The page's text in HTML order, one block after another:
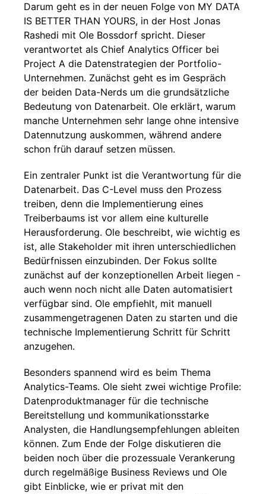
Darum geht es in der neuen Folge von MY DATA
IS BETTER THAN YOURS, in der Host Jonas
Rashedi mit Ole Bossdorf spricht. Dieser
verantwortet als Chief Analytics Officer bei
Project A die Datenstrategien der Portfolio-
Unternehmen. Zunächst geht es im Gespräch
der beiden Data-Nerds um die grundsätzliche
Bedeutung von Datenarbeit. Ole erklärt, warum
manche Unternehmen sehr lange ohne intensive
Datennutzung auskommen, während andere
schon früh darauf setzen müssen.
Ein zentraler Punkt ist die Verantwortung für die
Datenarbeit. Das C-Level muss den Prozess
treiben, denn die Implementierung eines
Treiberbaums ist vor allem eine kulturelle
Herausforderung. Ole beschreibt, wie wichtig es
ist, alle Stakeholder mit ihren unterschiedlichen
Bedürfnissen einzubinden. Der Fokus sollte
zunächst auf der konzeptionellen Arbeit liegen -
auch wenn noch nicht alle Daten automatisiert
verfügbar sind. Ole empfiehlt, mit manuell
zusammengetragenen Daten zu starten und die
technische Implementierung Schritt für Schritt
anzugehen.
Besonders spannend wird es beim Thema
Analytics-Teams. Ole sieht zwei wichtige Profile:
Datenproduktmanager für die technische
Bereitstellung und kommunikationsstarke
Analysten, die Handlungsempfehlungen ableiten
können. Zum Ende der Folge diskutieren die
beiden noch über die prozessuale Verankerung
durch regelmäßige Business Reviews und Ole
gibt Einblicke, wie er privat mit den